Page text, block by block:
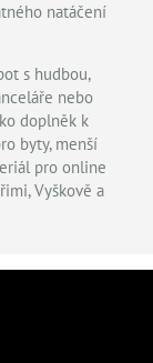
natáčení
s hudbou,
nebo
doplněk k
byty, menší
pro online
Vyškově a